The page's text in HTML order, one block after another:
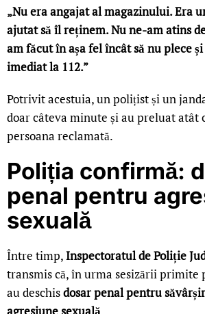
„Nu era angajat al magazinului. Era
ajutat să îl reținem. Nu ne-am atins
am făcut în așa fel încât să nu plece
imediat la 112.”
Potrivit acestuia, un polițist și un
doar câteva minute și au preluat atât
persoana reclamată.
Poliția confirmă:
penal pentru
sexuală
Între timp,Inspectoratul de Poliție
transmis că, în urma sesizării
au deschisdosar penal pentru